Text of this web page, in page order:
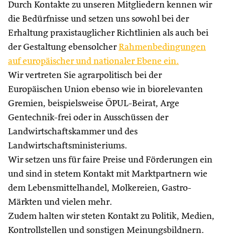
Durch Kontakte zu unseren Mitgliedern kennen wir
die Bedürfnisse und setzen uns sowohl bei der
Erhaltung praxistauglicher Richtlinien als auch bei
der Gestaltung ebensolcher Rahmenbedingungen
auf europäischer und nationaler Ebene ein.
Wir vertreten Sie agrarpolitisch bei der
Europäischen Union ebenso wie in biorelevanten
Gremien, beispielsweise ÖPUL-Beirat, Arge
Gentechnik-frei oder in Ausschüssen der
Landwirtschaftskammer und des
Landwirtschaftsministeriums.
Wir setzen uns für faire Preise und Förderungen ein
und sind in stetem Kontakt mit Marktpartnern wie
dem Lebensmittelhandel, Molkereien, Gastro-
Märkten und vielen mehr.
Zudem halten wir steten Kontakt zu Politik, Medien,
Kontrollstellen und sonstigen Meinungsbildnern.